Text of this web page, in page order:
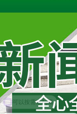
可以按需定制嘛